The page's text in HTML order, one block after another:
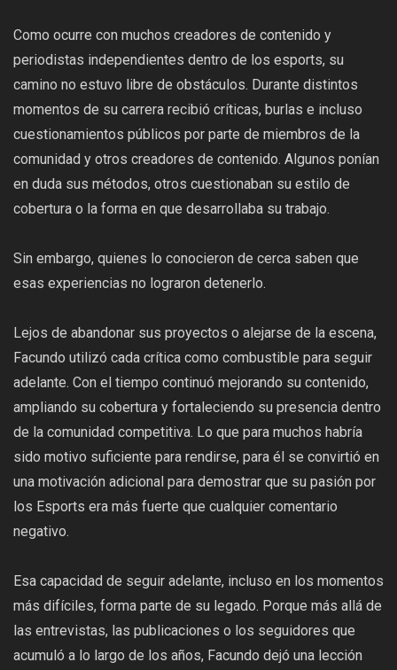
Como ocurre con muchos creadores de contenido y
periodistas independientes dentro de los esports, su
camino no estuvo libre de obstáculos. Durante distintos
momentos de su carrera recibió críticas, burlas e incluso
cuestionamientos públicos por parte de miembros de la
comunidad y otros creadores de contenido. Algunos ponían
en duda sus métodos, otros cuestionaban su estilo de
cobertura o la forma en que desarrollaba su trabajo.
Sin embargo, quienes lo conocieron de cerca saben que
esas experiencias no lograron detenerlo.
Lejos de abandonar sus proyectos o alejarse de la escena,
Facundo utilizó cada crítica como combustible para seguir
adelante. Con el tiempo continuó mejorando su contenido,
ampliando su cobertura y fortaleciendo su presencia dentro
de la comunidad competitiva. Lo que para muchos habría
sido motivo suficiente para rendirse, para él se convirtió en
una motivación adicional para demostrar que su pasión por
los Esports era más fuerte que cualquier comentario
negativo.
Esa capacidad de seguir adelante, incluso en los momentos
más difíciles, forma parte de su legado. Porque más allá de
las entrevistas, las publicaciones o los seguidores que
acumuló a lo largo de los años, Facundo dejó una lección